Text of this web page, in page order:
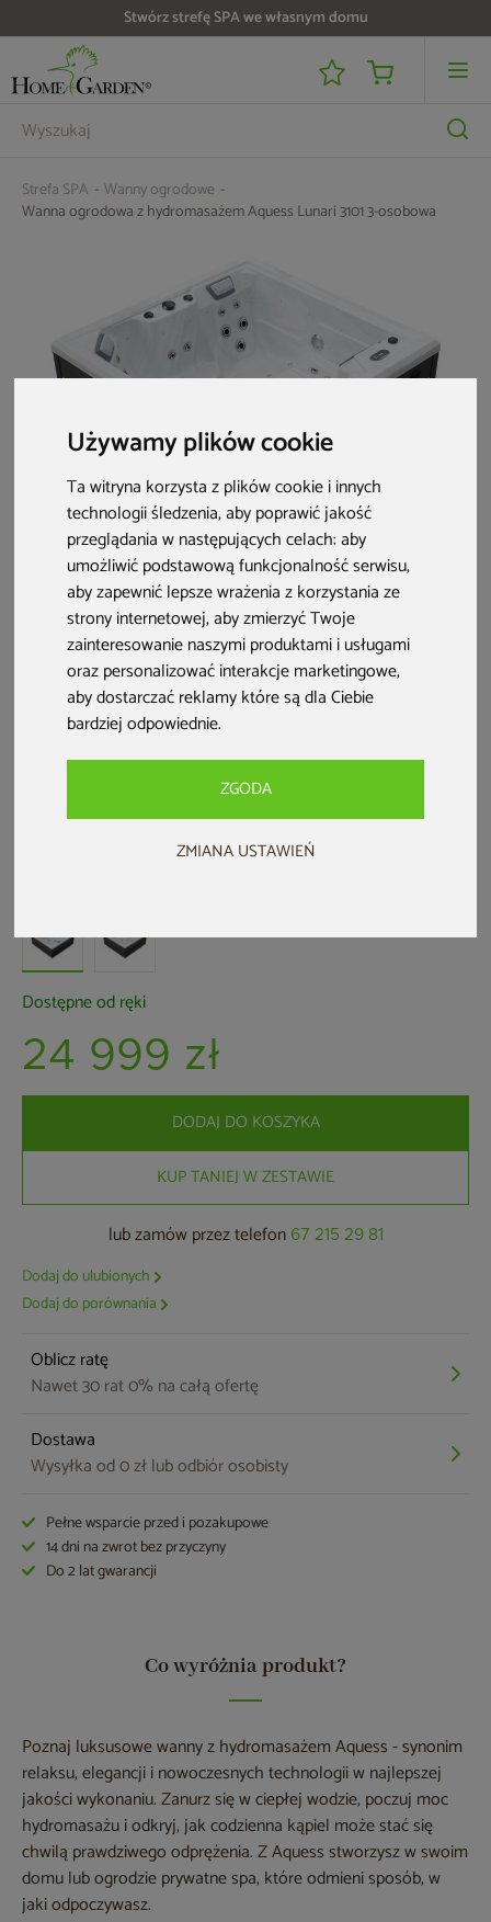
Używamy plików cookie
Ta witryna korzysta z plików cookie i innych
technologii śledzenia, aby poprawić jakość
przeglądania w następujących celach:aby
umożliwić podstawową funkcjonalność serwisu,
aby zapewnić lepsze wrażenia z korzystania ze
strony internetowej,aby zmierzyć Twoje
zainteresowanie naszymi produktami i usługami
oraz personalizować interakcje marketingowe,
aby dostarczać reklamy które są dla Ciebie
bardziej odpowiednie.
ZGODA
ZMIANA USTAWIEŃ
Do 25 000 zł zwrotu na kartę i raty RRSO 0%
Strefa SPA
Wanny ogrodowe
Wanna ogrodowa z hydromasażem Aquess Lunari 3101 3-osobowa
Aquess Lunari 3101 3-osobowa
Dostępne od ręki
24 999 zł
DODAJ DO KOSZYKA
KUP TANIEJ W ZESTAWIE
lub zamów przez telefon 67 215 29 81
Dodaj do ulubionych
Dodaj do porównania
Oblicz ratę
Nawet 30 rat 0% na całą ofertę
Dostawa
Wysyłka od 0 zł lub odbiór osobisty
Pełne wsparcie przed i pozakupowe
14 dni na zwrot bez przyczyny
Do 2 lat gwarancji
Co wyróżnia produkt?
Poznaj luksusowe wanny z hydromasażem Aquess - synonim
relaksu, elegancji i nowoczesnych technologii w najlepszej
jakości wykonaniu. Zanurz się w ciepłej wodzie, poczuj moc
hydromasażu i odkryj, jak codzienna kąpiel może stać się
chwilą prawdziwego odprężenia. Z Aquess stworzysz w swoim
domu lub ogrodzie prywatne spa, które odmieni sposób, w
jaki odpoczywasz.